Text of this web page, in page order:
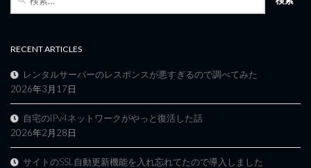
RECENT ARTICLES
レンタルサーバーのレスポンスが悪すぎるので調べてみた
2026年3月17日
自宅のIPv4ネットワークがやっと復活した話
2026年2月28日
サイトのSSL自動更新機能を入れ忘れてたので導入しました